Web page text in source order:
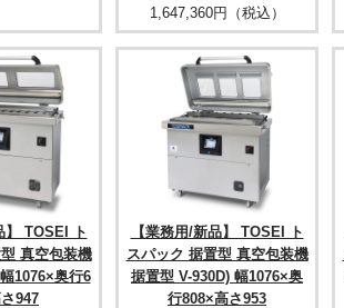
1,647,360円（税込）
】 TOSEI ト
真空包装機
1076×奥行6
947
【業務用/新品】 TOSEI ト
スパック 据置型 真空包装機
据置型 V-930D) 幅1076×奥
行808×高さ953